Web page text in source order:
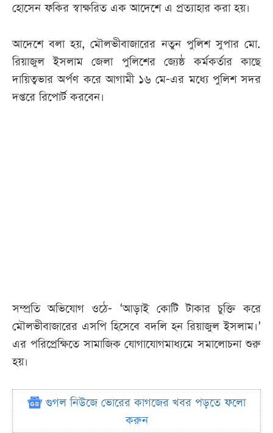
হোসেন ফকির স্বাক্ষরিত এক আদেশে এ প্রত্যাহার করা হয়।
আদেশে বলা হয়, মৌলভীবাজারের নতুন পুলিশ সুপার মো.
রিয়াজুল ইসলাম জেলা পুলিশের জ্যেষ্ঠ কর্মকর্তার কাছে
দায়িত্বভার অর্পণ করে আগামী ১৬ মে-এর মধ্যে পুলিশ সদর
দপ্তরে রিপোর্ট করবেন।
সম্প্রতি অভিযোগ ওঠে- ‘আড়াই কোটি টাকার চুক্তি করে
মৌলভীবাজারের এসপি হিসেবে বদলি হন রিয়াজুল ইসলাম।’
এর পরিপ্রেক্ষিতে সামাজিক যোগাযোগমাধ্যমে সমালোচনা শুরু
হয়।
গুগল নিউজে ভোরের কাগজের খবর পড়তে ফলো
করুন